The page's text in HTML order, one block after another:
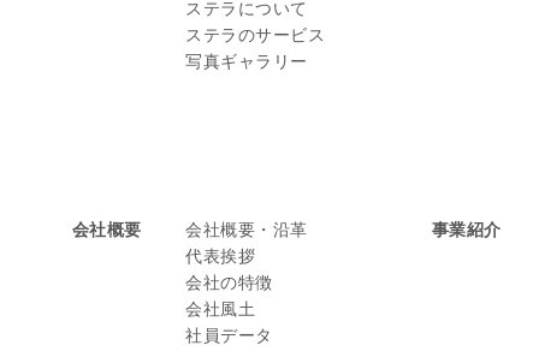
ステラについて
ステラのサービス
写真ギャラリー
会社概要
会社概要・沿革
代表挨拶
会社の特徴
会社風土
社員データ
事業紹介